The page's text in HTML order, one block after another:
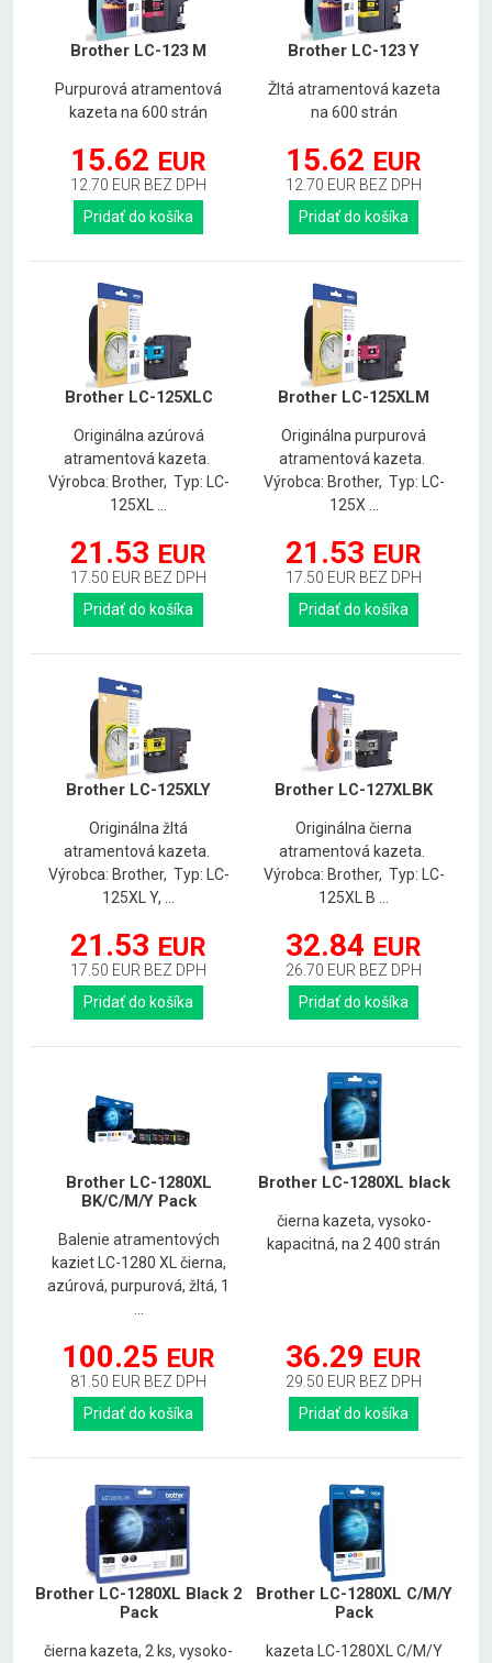
Brother LC-123 M
Purpurová atramentová
kazeta na 600 strán
15.62 EUR
12.70 EUR BEZ DPH
Pridať do košíka
Brother LC-123 Y
Žltá atramentová kazeta
na 600 strán
15.62 EUR
12.70 EUR BEZ DPH
Pridať do košíka
Brother LC-125XLC
Originálna azúrová
atramentová kazeta.
Výrobca: Brother, Typ: LC-
125XL ...
21.53 EUR
17.50 EUR BEZ DPH
Pridať do košíka
Brother LC-125XLM
Originálna purpurová
atramentová kazeta.
Výrobca: Brother, Typ: LC-
125X ...
21.53 EUR
17.50 EUR BEZ DPH
Pridať do košíka
Brother LC-125XLY
Originálna žltá
atramentová kazeta.
Výrobca: Brother, Typ: LC-
125XL Y, ...
21.53 EUR
17.50 EUR BEZ DPH
Pridať do košíka
Brother LC-127XLBK
Originálna čierna
atramentová kazeta.
Výrobca: Brother, Typ: LC-
125XL B ...
32.84 EUR
26.70 EUR BEZ DPH
Pridať do košíka
Brother LC-1280XL
BK/C/M/Y Pack
Balenie atramentových
kaziet LC-1280 XL čierna,
azúrová, purpurová, žltá, 1
100.25 EUR
81.50 EUR BEZ DPH
Pridať do košíka
Brother LC-1280XL black
čierna kazeta, vysoko-
kapacitná, na 2 400 strán
36.29 EUR
29.50 EUR BEZ DPH
Pridať do košíka
Brother LC-1280XL Black 2
Pack
čierna kazeta, 2 ks, vysoko-
Brother LC-1280XL C/M/Y
Pack
kazeta LC-1280XL C/M/Y